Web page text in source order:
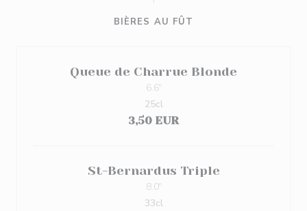
BIÈRES AU FÛT
Queue de Charrue Blonde
6.6º
3,50 EUR
25cl
St-Bernardus Triple
8.0º
33cl